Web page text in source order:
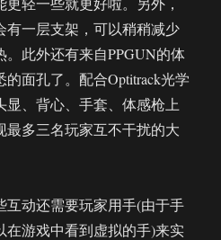
有一层支架，可以稍稍减少
此外还有来自PPGUN的体
面孔了。配合Optitrack光学
显、背心、手套、体感枪上
最多三名玩家互不干扰的大
互动还需要玩家用手(由于手
在游戏中看到虚拟的手)来实